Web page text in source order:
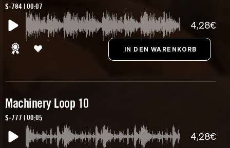
S-784 | 00:07
4,28€
Machinery Loop 10
S-777 | 00:05
4,28€